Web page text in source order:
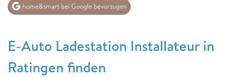
home&smart bei Google bevorzugen
E-Auto Ladestation Installateur in
Ratingen finden